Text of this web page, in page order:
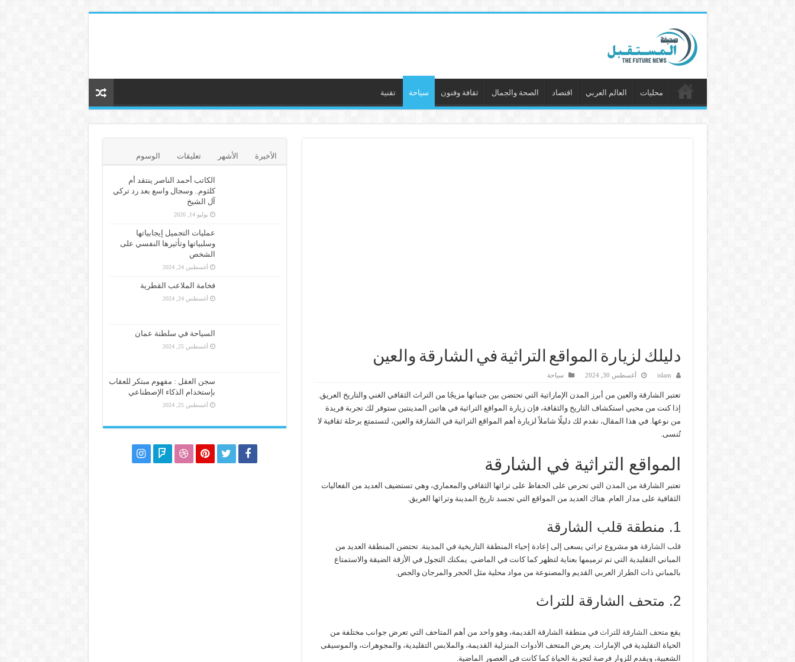
محليات العالم العربي اقتصاد الصحة والجمال ثقافة وفنون سياحة تقنية
دليلك لزيارة المواقع التراثية في الشارقة والعين
islam أغسطس 30, 2024 سياحة
تعتبر الشارقة والعين من أبرز المدن الإماراتية التي تحتضن بين جنباتها مزيجًا من التراث الثقافي الغني والتاريخ العريق.
إذا كنت من محبي استكشاف التاريخ والثقافة، فإن زيارة المواقع التراثية في هاتين المدينتين ستوفر لك تجربة فريدة
من نوعها. في هذا المقال، نقدم لك دليلًا شاملاً لزيارة أهم المواقع التراثية في الشارقة والعين، لتستمتع برحلة ثقافية لا
تُنسى.
المواقع التراثية في الشارقة
تعتبر الشارقة من المدن التي تحرص على الحفاظ على تراثها الثقافي والمعماري، وهي تستضيف العديد من الفعاليات
الثقافية على مدار العام. هناك العديد من المواقع التي تجسد تاريخ المدينة وتراثها العريق.
1. منطقة قلب الشارقة
قلب الشارقة هو مشروع تراثي يسعى إلى إعادة إحياء المنطقة التاريخية في المدينة. تحتضن المنطقة العديد من
المباني التقليدية التي تم ترميمها بعناية لتظهر كما كانت في الماضي. يمكنك التجول في الأزقة الضيقة والاستمتاع
بالمباني ذات الطراز العربي القديم والمصنوعة من مواد محلية مثل الحجر والمرجان والجص.
2. متحف الشارقة للتراث
يقع متحف الشارقة للتراث في منطقة الشارقة القديمة، وهو واحد من أهم المتاحف التي تعرض جوانب مختلفة من
الحياة التقليدية في الإمارات. يعرض المتحف الأدوات المنزلية القديمة، والملابس التقليدية، والمجوهرات، والموسيقى
الشعبية، ويقدم للزوار فرصة لتجربة الحياة كما كانت في العصور الماضية.
الأخيرة الأشهر تعليقات الوسوم
الكاتب أحمد الناصر ينتقد أم
كلثوم.. وسجال واسع بعد رد تركي
آل الشيخ
يوليو 14, 2026
عمليات التجميل إيجابياتها
وسلبياتها وتأثيرها النفسي على
الشخص
أغسطس 24, 2024
فخامة الملاعب القطرية
أغسطس 24, 2024
السياحة في سلطنة عمان
أغسطس 25, 2024
سجن العقل : مفهوم مبتكر للعقاب
بإستخدام الذكاء الإصطناعي
أغسطس 25, 2024